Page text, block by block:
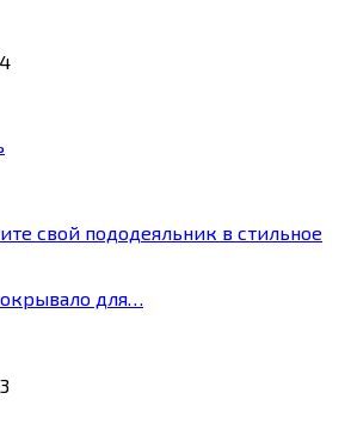
свой пододеяльник в стильное
для…